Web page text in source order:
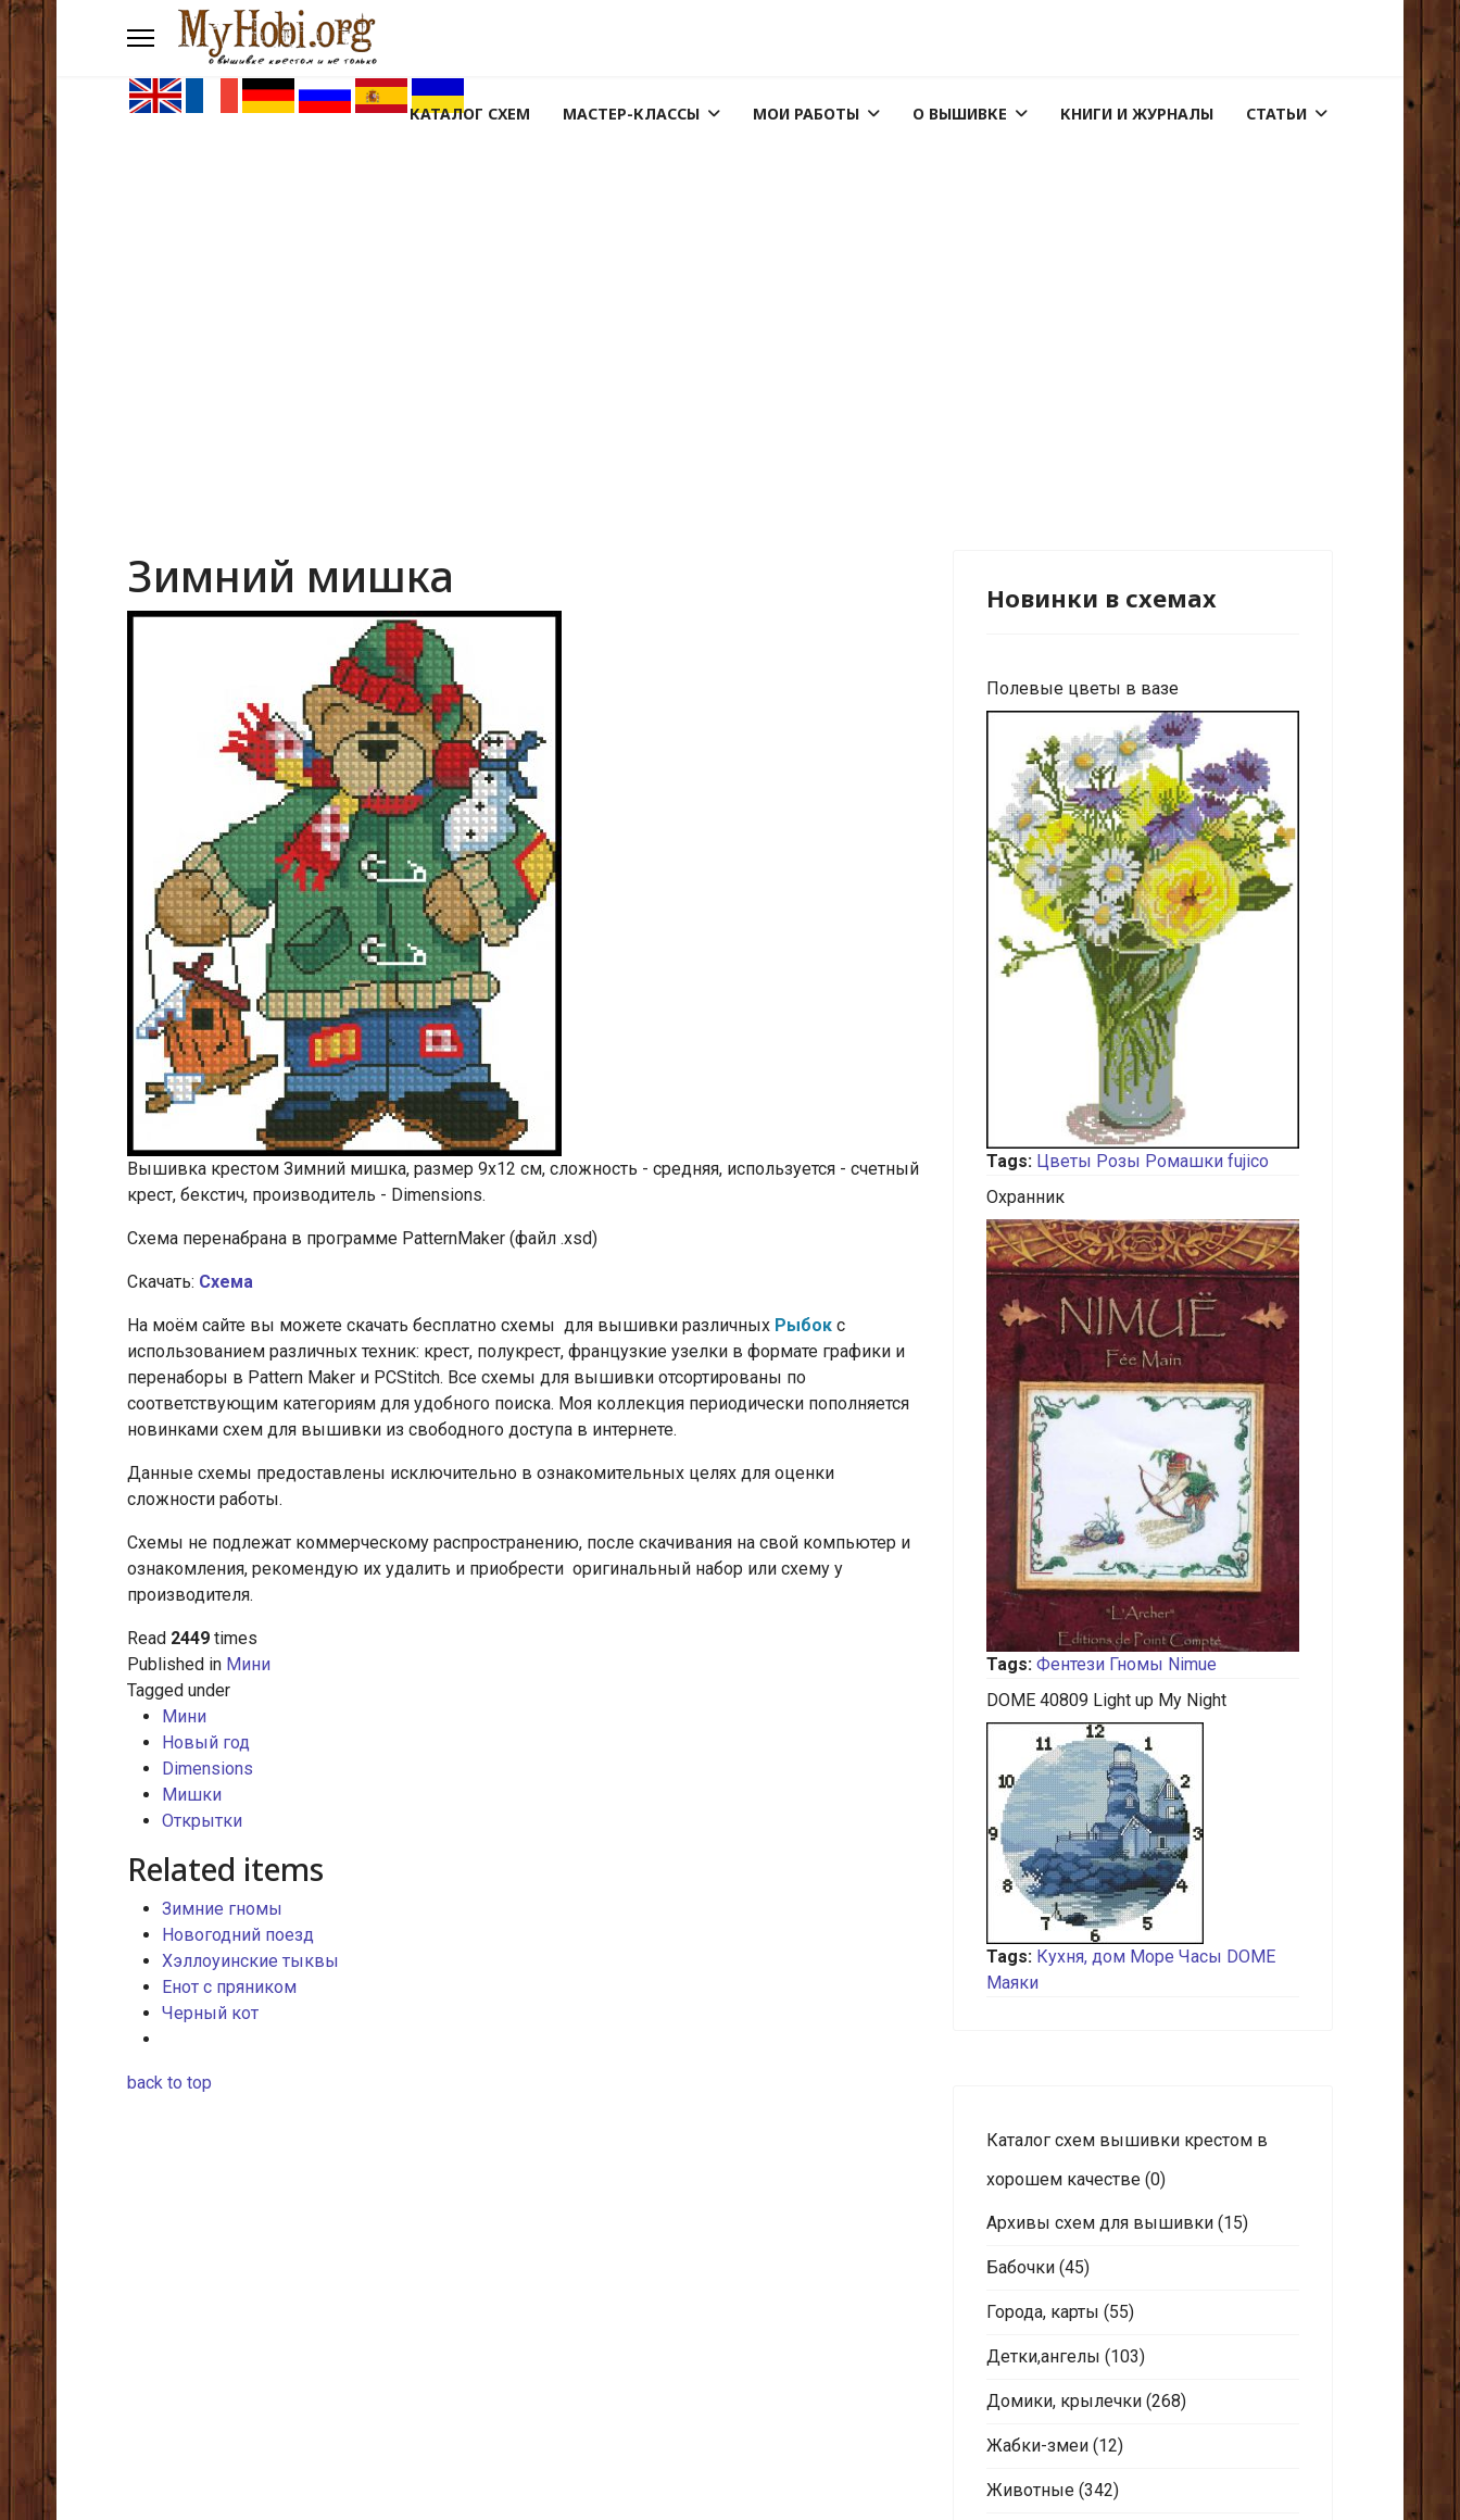
КАТАЛОГ СХЕМ МАСТЕР-КЛАССЫ МОИ РАБОТЫ О ВЫШИВКЕ КНИГИ И ЖУРНАЛЫ СТАТЬИ
Зимний мишка
Вышивка крестом Зимний мишка, размер 9х12 см, сложность - средняя, используется - счетный
крест, бекстич, производитель - Dimensions.
Схема перенабрана в программе PatternMaker (файл .xsd)
Скачать: Схема
На моём сайте вы можете скачать бесплатно схемы для вышивки различных Рыбок с
использованием различных техник: крест, полукрест, французкие узелки в формате графики и
перенаборы в Pattern Maker и PCStitch. Все схемы для вышивки отсортированы по
соответствующим категориям для удобного поиска. Моя коллекция периодически пополняется
новинками схем для вышивки из свободного доступа в интернете.
Данные схемы предоставлены исключительно в ознакомительных целях для оценки
сложности работы.
Схемы не подлежат коммерческому распространению, после скачивания на свой компьютер и
ознакомления, рекомендую их удалить и приобрести оригинальный набор или схему у
производителя.
Read 2449 times
Published in Мини
Tagged under
Мини
Новый год
Dimensions
Мишки
Открытки
Related items
Зимние гномы
Новогодний поезд
Хэллоуинские тыквы
Енот с пряником
Черный кот
back to top
Новинки в схемах
Полевые цветы в вазе
Tags: Цветы Розы Ромашки fujico
Охранник
Tags: Фентези Гномы Nimue
DOME 40809 Light up My Night
Tags: Кухня, дом Море Часы DOME
Маяки
Каталог схем вышивки крестом в
хорошем качестве (0)
Архивы схем для вышивки (15)
Бабочки (45)
Города, карты (55)
Детки,ангелы (103)
Домики, крылечки (268)
Жабки-змеи (12)
Животные (342)